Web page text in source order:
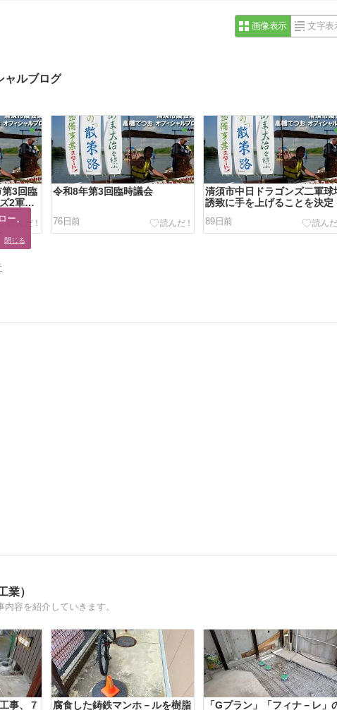
画像表示 文字表
ャルブログ
3回臨
2軍球
質疑）
令和8年第3回臨時議会
76日前
清須市中日ドラゴンズ二軍球
誘致に手を上げることを決定
89日前
業）
容を紹介していきます。
事、７
腐食した鋳鉄マンホ－ルを樹脂
「Gプラン」「フィナ－レ」
ー。
閉じる